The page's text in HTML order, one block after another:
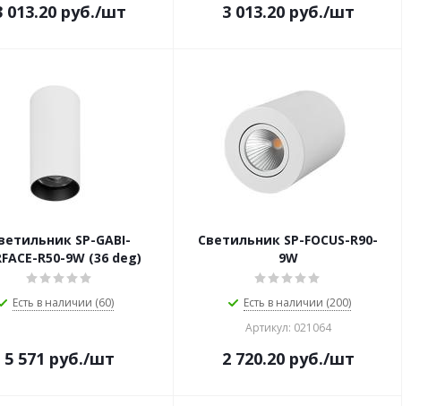
013.20руб./шт 3 013.20руб./шт
SP-GABI-
R50-9W (36 deg)
Есть в наличии (60)
5 571 руб./шт
Светильник SP-FOCUS-R90-
9W
Есть в наличии (200)
Артикул: 021064
2 720.20руб./шт